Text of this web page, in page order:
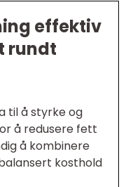
effektiv
rundt
til å styrke og
å redusere fett
å kombinere
kosthold